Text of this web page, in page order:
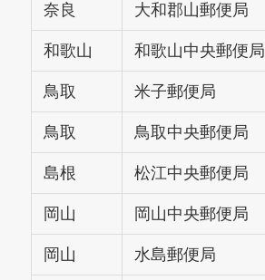
奈良 大和郡山郵便局
和歌山 和歌山中央郵便局
鳥取 米子郵便局
鳥取 鳥取中央郵便局
島根 松江中央郵便局
岡山 岡山中央郵便局
岡山 水島郵便局